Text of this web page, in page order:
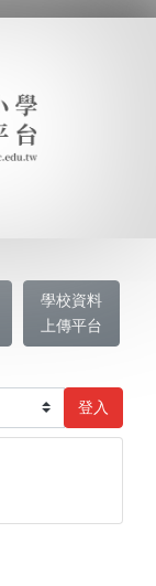
學校資料
上傳平台
登入